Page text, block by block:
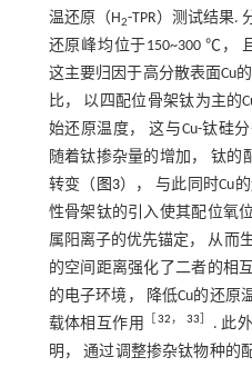
温还原（H2-TPR）测试结果.
还原峰均位于150~300 ℃，
这主要归因于高分散表面Cu
比， 以四配位骨架钛为主的
始还原温度， 这与Cu-钛硅
随着钛掺杂量的增加， 钛的
转变（ 图3）， 与此同时Cu
性骨架钛的引入使其配位氧
属阳离子的优先锚定， 从而
的空间距离强化了二者的相
的电子环境， 降低Cu的还原
载体相互作用
32， 33
. 此
明， 通过调整掺杂钛物种的